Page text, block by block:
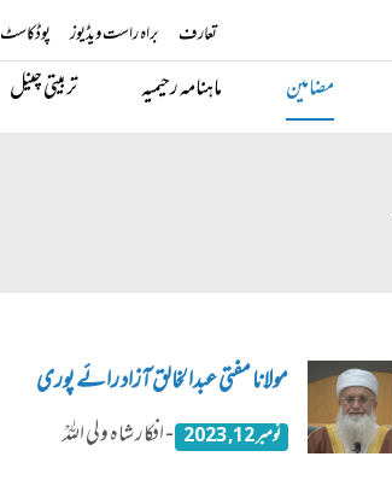
تعارف براہ راست ویڈیوز پوڈکاسٹ
مضامین ماہنامہ رحیمیہ تربیتی چینل
مولانا مفتی عبدالخالق آزاد رائے پوری
نومبر 12, 2023 - افکار شاہ ولی اللہؒ